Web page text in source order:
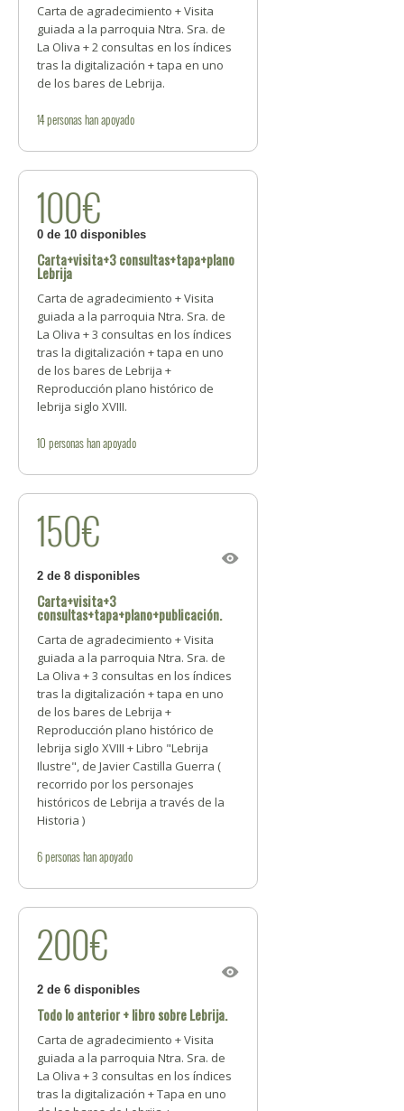
Carta de agradecimiento + Visita
guiada a la parroquia Ntra. Sra. de
La Oliva + 2 consultas en los índices
tras la digitalización + tapa en uno
de los bares de Lebrija.
14personashan apoyado
100€
0 de 10 disponibles
Carta+visita+3 consultas+tapa+plano
Lebrija
Carta de agradecimiento + Visita
guiada a la parroquia Ntra. Sra. de
La Oliva + 3 consultas en los índices
tras la digitalización + tapa en uno
de los bares de Lebrija +
Reproducción plano histórico de
lebrija siglo XVIII.
10 personashan apoyado
150€
2 de 8 disponibles
Carta+visita+3
consultas+tapa+plano+publicación.
Carta de agradecimiento + Visita
guiada a la parroquia Ntra. Sra. de
La Oliva + 3 consultas en los índices
tras la digitalización + tapa en uno
de los bares de Lebrija +
Reproducción plano histórico de
lebrija siglo XVIII + Libro "Lebrija
Ilustre", de Javier Castilla Guerra (
recorrido por los personajes
históricos de Lebrija a través de la
Historia )
6personashan apoyado
200€
2 de 6 disponibles
Todo lo anterior + libro sobre Lebrija.
Carta de agradecimiento + Visita
guiada a la parroquia Ntra. Sra. de
La Oliva + 3 consultas en los índices
tras la digitalización + Tapa en uno